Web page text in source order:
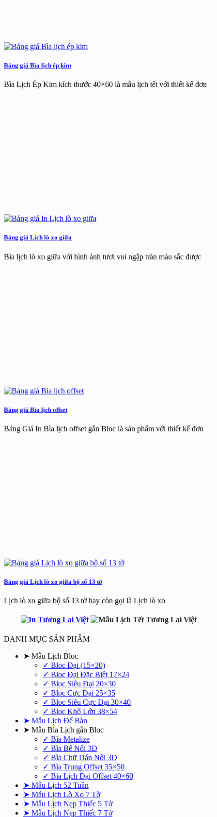
Bảng giá Bìa lịch ép kim
Bìa Lịch Ép Kim kích thước 40×60 là mẫu lịch tết với thiết kế đơn
Bảng giá Lịch lò xo giữa
Bìa lịch lò xo giữa với hình ảnh tươi vui ngập tràn màu sắc được
Bảng giá Bìa lịch offset
Bảng Giá In Bìa lịch offset gắn Bloc là sản phẩm với thiết kế đơn
Bảng giá Lịch lò xo giữa bộ số 13 tờ
Lịch lò xo giữa bộ số 13 tờ hay còn gọi là Lịch lò xo
DANH MỤC SẢN PHẨM
➤ Mẫu Lịch Bloc
✓ Bloc Đại (15×20)
✓ Bloc Đại Đặc Biệt 17×24
✓ Bloc Siêu Đại 20×30
✓ Bloc Cực Đại 25×35
✓ Bloc Siêu Cực Đại 30×40
✓ Bloc Khổ Lớn 38×54
➤ Mẫu Lịch Để Bàn
➤ Mẫu Bìa Lịch gắn Bloc
✓ Bìa Metalize
✓ Bìa Bế Nổi 3D
✓ Bìa Chữ Dán Nổi 3D
✓ Bìa Trung Offset 35×50
✓ Bìa Lịch Đại Offset 40×60
➤ Mẫu Lịch 52 Tuần
➤ Mẫu Lịch Lò Xo 7 Tờ
➤ Mẫu Lịch Nẹp Thiếc 5 Tờ
➤ Mẫu Lịch Nẹp Thiếc 7 Tờ